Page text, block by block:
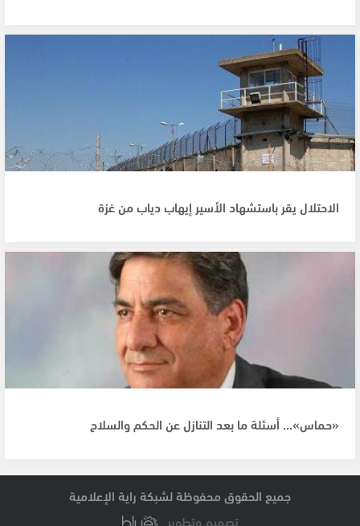
الاحتلال يقر باستشهاد الأسير إيهاب دياب من غزة
«حماس»... أسئلة ما بعد التنازل عن الحكم والسلاح
جميع الحقوق محفوظة لشبكة راية الإعلامية
تصميم وتطوير